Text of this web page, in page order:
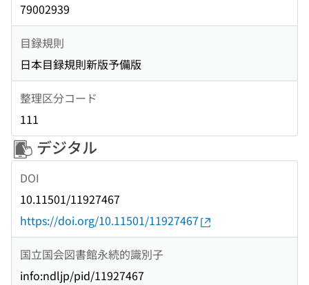
79002939
目録規則
日本目録規則新版予備版
整理区分コード
111
デジタル
DOI
10.11501/11927467
https://doi.org/10.11501/11927467
国立国会図書館永続的識別子
info:ndljp/pid/11927467